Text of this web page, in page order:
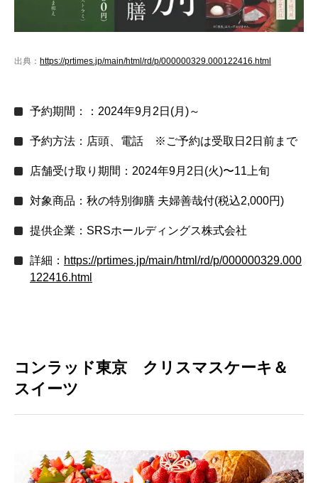
出典： https://prtimes.jp/main/html/rd/p/000000329.000122416.html
予約期間：：2024年9月2日(月)～
予約方法：店頭、電話 ※ご予約は受取日2日前まで
店舗受け取り期間：2024年9月2日(火)〜11上旬
対象商品：秋の特別御膳 夫婦善哉付(税込2,000円)
提供企業：SRSホールディングス株式会社
詳細： https://prtimes.jp/main/html/rd/p/000000329.000
122416.html
コンラッド東京 クリスマスケーキ＆
スイーツ